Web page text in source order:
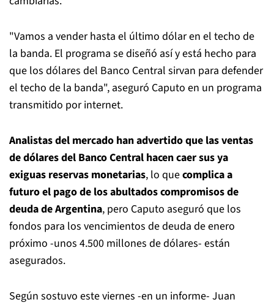
"Vamos a vender hasta el último dólar en el techo de
la banda. El programa se diseñó así y está hecho para
que los dólares del Banco Central sirvan para defender
el techo de la banda", aseguró Caputo en un programa
transmitido por internet.
Analistas del mercado han advertido que las ventas
de dólares del Banco Central hacen caer sus ya
exiguas reservas monetarias, lo quecomplica a
futuro el pago de los abultados compromisos de
deuda de Argentina, pero Caputo aseguró que los
fondos para los vencimientos de deuda de enero
próximo -unos 4.500 millones de dólares- están
asegurados.
Según sostuvo este viernes -en un informe- Juan